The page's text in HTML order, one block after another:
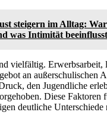
steigern im Alltag:
was Intimität beeinflusst
vielfältig. Erwerbsarbeit,
an außerschulischen
den Jugendliche
Diese Faktoren
deutliche Unterschiede